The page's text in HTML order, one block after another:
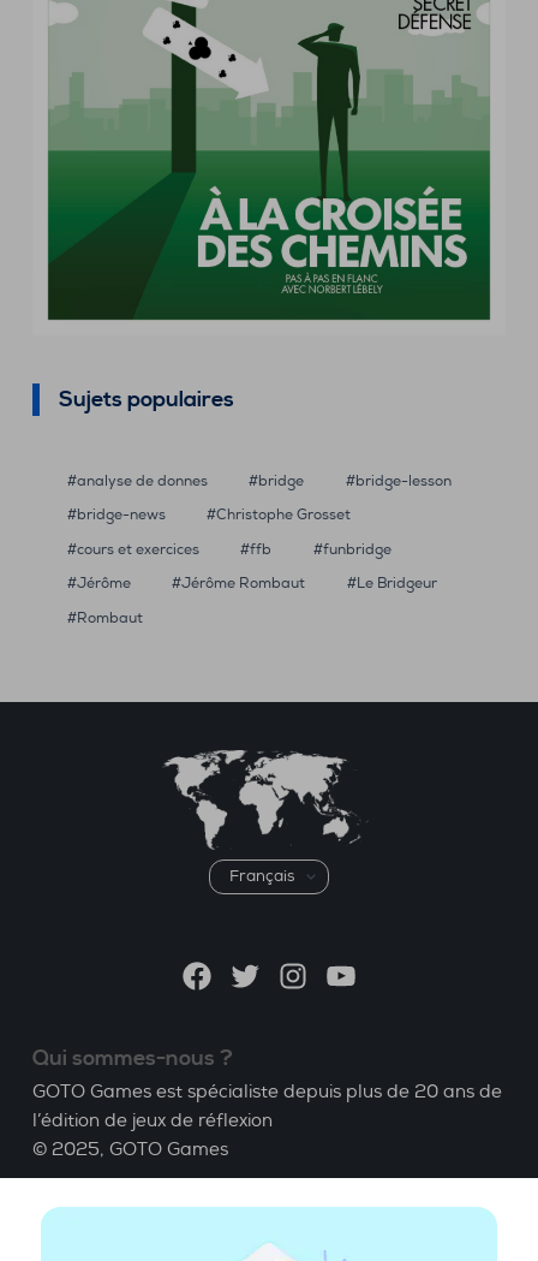
Sujets populaires
analyse de donnes bridge
bridge-lesson
bridge-news
Christophe Grosset
cours et exercices
ffb
funbridge
Jérôme
Jérôme Rombaut
Le Bridgeur
Rombaut
Choisir
une
FacebookTwitterInstagramYouTube
Qui sommes-nous ?
GOTO Games est spécialiste depuis plus de 20 ans de
l’édition de jeux de réflexion
© 2025, GOTO Games
A propos
Apprendre le Bridge